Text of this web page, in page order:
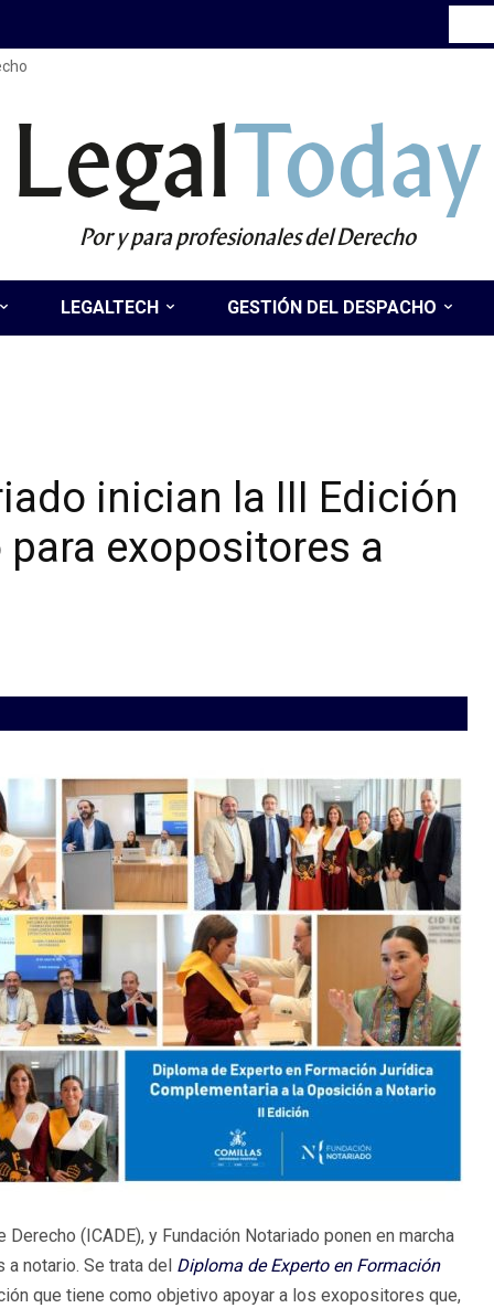
LegalToday
Por y para profesionales del Derecho
LEGALTECH GESTIÓN DEL DESPACHO
inician la III Edición
exopositores a
(ICADE), y Fundación Notariado ponen en marcha
notario. Se trata del Diploma de Experto en Formación
que tiene como objetivo apoyar a los exopositores que,